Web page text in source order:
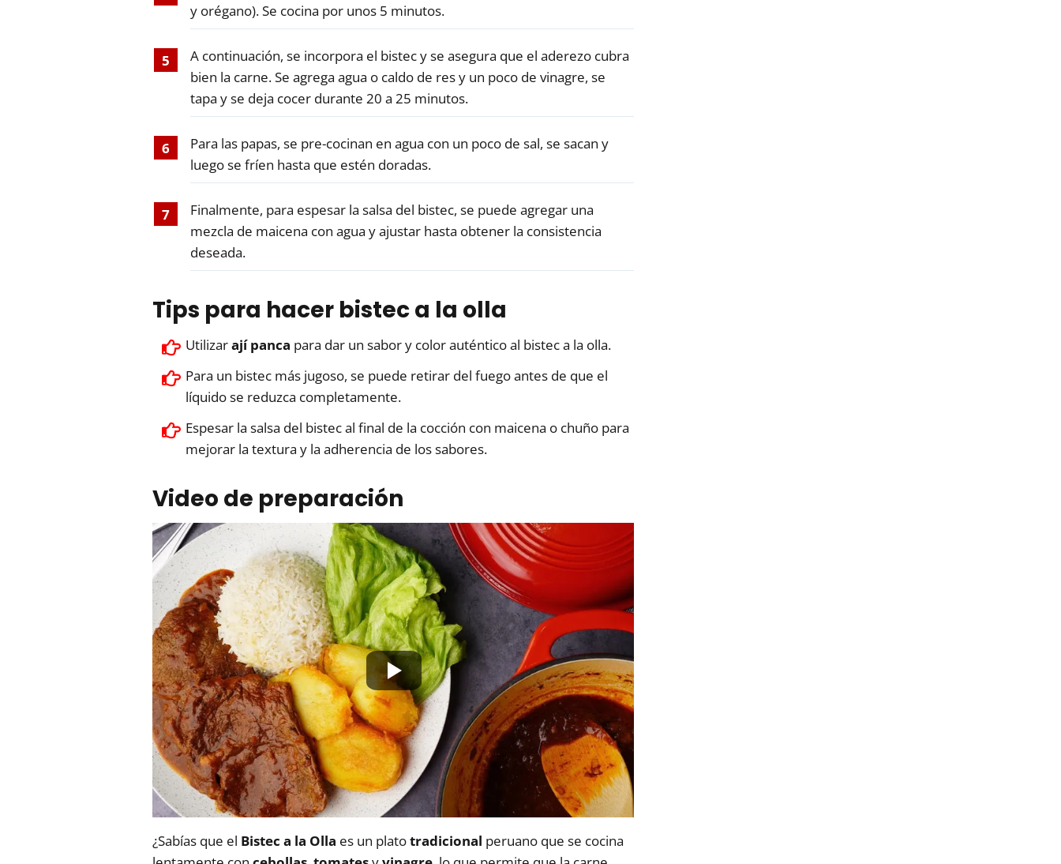
y orégano). Se cocina por unos 5 minutos.
A continuación, se incorpora el bistec y se asegura que el aderezo cubra
bien la carne. Se agrega agua o caldo de res y un poco de vinagre, se
tapa y se deja cocer durante 20 a 25 minutos.
Para las papas, se pre-cocinan en agua con un poco de sal, se sacan y
luego se fríen hasta que estén doradas.
Finalmente, para espesar la salsa del bistec, se puede agregar una
mezcla de maicena con agua y ajustar hasta obtener la consistencia
deseada.
Tips para hacer bistec a la olla
Utilizarají panca para dar un sabor y color auténtico al bistec a la olla.
Para un bistec más jugoso, se puede retirar del fuego antes de que el
líquido se reduzca completamente.
Espesar la salsa del bistec al final de la cocción con maicena o chuño para
mejorar la textura y la adherencia de los sabores.
Video de preparación
¿Sabías que el Bistec a la Olla es un platotradicional peruano que se cocina